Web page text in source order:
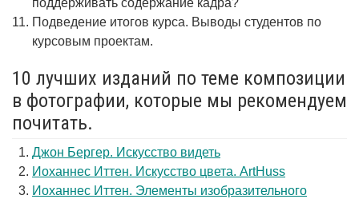
поддерживать содержание кадра?
Подведение итогов курса. Выводы студентов по
курсовым проектам.
10 лучших изданий по теме композиции
в фотографии, которые мы рекомендуем
почитать.
Джон Бергер. Искусство видеть
Иоханнес Иттен. Искусство цвета. ArtHuss
Иоханнес Иттен. Элементы изобразительного